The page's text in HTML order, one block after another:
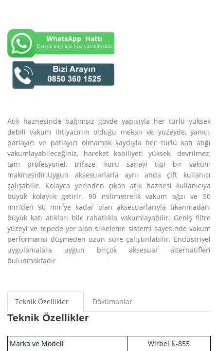
Atık haznesinde bağımsız gövde yapısıyla her türlü yüksek
debili vakum ihtiyacının olduğu mekan ve yüzeyde, yanıcı,
parlayıcı ve patlayıcı olmamak kaydıyla her türlü katı atığı
vakumlayabileceğiniz, hareket kabiliyeti yüksek, devrilmez,
tam profesyonel, trifaze, kuru sanayi tipi bir vakum
makinesidir.Uygun aksesuarlarla aynı anda çift kullanıcı
çalışabilir. Kolayca yerinden çıkan atık haznesi kullanıcıya
büyük kolaylık getirir. 90 milimetrelik vakum ağzı ve 50
mm’den 90 mm’ye kadar olan aksesuarlarıyla tıkanmadan,
büyük katı atıkları bile rahatlıkla vakumlayabilir. Geniş filtre
yüzeyi ve tepede yer alan silkeleme sistemi sayesinde vakum
performansı düşmeden uzun süre çalıştırılabilir. Endüstriyel
uygulamalara uygun birçok aksesuar alternatifleri
bulunmaktadır
Teknik Özellikler Dökümanlar
Teknik Özellikler
Marka ve Modeli Wirbel K-855